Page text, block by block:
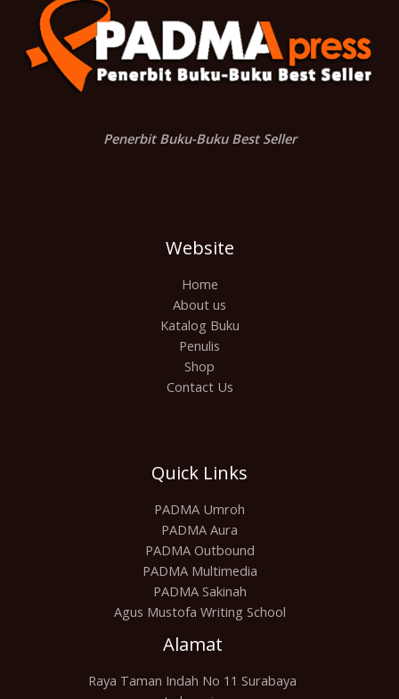
Penerbit Buku-Buku Best Seller
Website
Home
About us
Katalog Buku
Penulis
Shop
Contact Us
Quick Links
PADMA Umroh
PADMA Aura
PADMA Outbound
PADMA Multimedia
PADMA Sakinah
Agus Mustofa Writing School
Alamat
Raya Taman Indah No 11 Surabaya